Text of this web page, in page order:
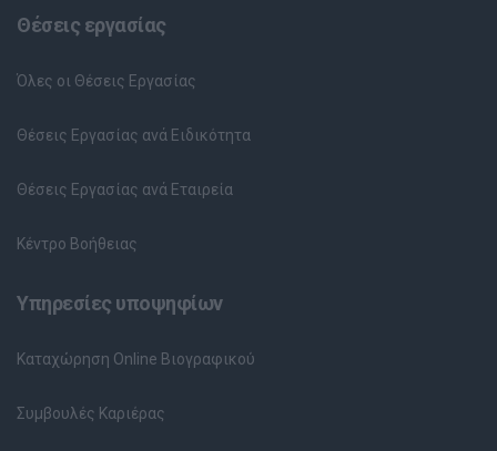
Θέσεις εργασίας
Όλες οι Θέσεις Εργασίας
Θέσεις Εργασίας ανά Ειδικότητα
Θέσεις Εργασίας ανά Εταιρεία
Κέντρο Βοήθειας
Υπηρεσίες υποψηφίων
Καταχώρηση Online Βιογραφικού
Συμβουλές Καριέρας